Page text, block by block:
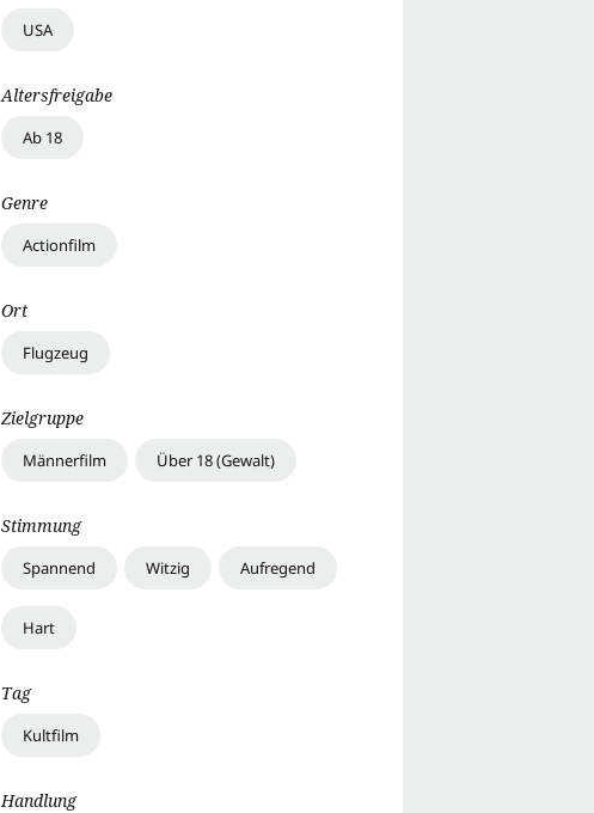
USA
Altersfreigabe
Ab 18
Genre
Actionfilm
Ort
Flugzeug
Zielgruppe
Männerfilm Über 18 (Gewalt)
Stimmung
Spannend Witzig Aufregend
Hart
Tag
Kultfilm
Handlung